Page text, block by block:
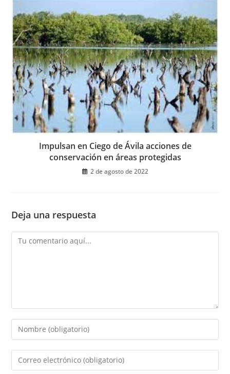
Impulsan en Ciego de Ávila acciones de
conservación en áreas protegidas
2 de agosto de 2022
Deja una respuesta
Comentario
Introduce
tu
nombre
Introduce
tu